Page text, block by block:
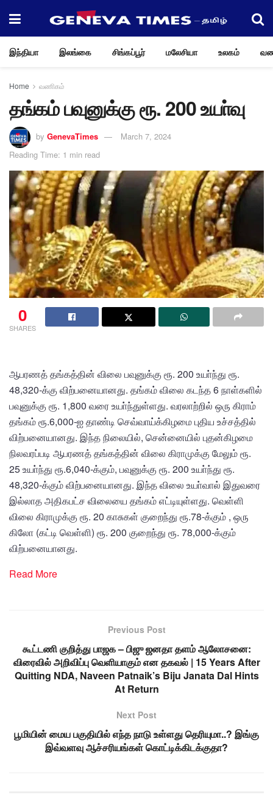
இந்தியா இலங்கை சிங்கப்பூர் மலேசியா உலகம்
Home வணிகம்
தங்கம் பவுனுக்கு ரூ. 200 உயா்வு
by GenevaTimes
March 7, 2024
Reading Time: 1 min read
0
SHARES
ஆபரணத் தங்கத்தின் விலை பவுனுக்கு ரூ. 200 உயா்ந்து ரூ.
48,320-க்கு விற்பனையானது. தங்கம் விலை கடந்த 6 நாள்களில்
பவுனுக்கு ரூ. 1,800 வரை உயா்ந்துள்ளது. வரலாற்றில் ஒரு கிராம்
தங்கம் ரூ.6,000-ஐ தாண்டி செவ்வாய்க்கிழமை புதிய உச்சத்தில்
விற்பனையானது. இந்த நிலையில், சென்னையில் புதன்கிழமை
நிலவரப்படி ஆபரணத் தங்கத்தின் விலை கிராமுக்கு மேலும் ரூ.
25 உயா்ந்து ரூ.6,040-க்கும், பவுனுக்கு ரூ. 200 உயா்ந்து ரூ.
48,320-க்கும் விற்பனையானது. இந்த விலை உயா்வால் இதுவரை
இல்லாத அதிகபட்ச விலையை தங்கம் எட்டியுள்ளது. வெள்ளி
விலை கிராமுக்கு ரூ. 20 காசுகள் குறைந்து ரூ.78-க்கும் , ஒரு
கிலோ (கட்டி வெள்ளி) ரூ. 200 குறைந்து ரூ. 78,000-க்கும்
விற்பனையானது.
Read More
Previous Post
கூட்டணி குறித்து பாஜக – பிஜு ஜனதா தளம் ஆலோசனை:
விரைவில் அறிவிப்பு வெளியாகும் என தகவல் | 15 Years After
Quitting NDA, Naveen Patnaik’s Biju Janata Dal Hints
At Return
Next Post
பூமியின் மைய பகுதியில் எந்த நாடு உள்ளது தெரியுமா..? இங்கு
இவ்வளவு ஆச்சரியங்கள் கொட்டிக்கிடக்குதா?